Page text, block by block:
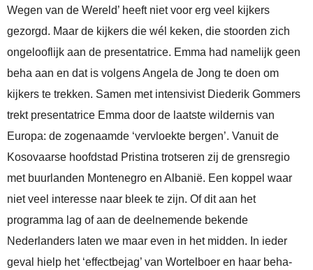
Wegen van de Wereld’ heeft niet voor erg veel kijkers
gezorgd. Maar de kijkers die wél keken, die stoorden zich
ongelooflijk aan de presentatrice. Emma had namelijk geen
beha aan en dat is volgens Angela de Jong te doen om
kijkers te trekken. Samen met intensivist Diederik Gommers
trekt presentatrice Emma door de laatste wildernis van
Europa: de zogenaamde ‘vervloekte bergen’. Vanuit de
Kosovaarse hoofdstad Pristina trotseren zij de grensregio
met buurlanden Montenegro en Albanië. Een koppel waar
niet veel interesse naar bleek te zijn. Of dit aan het
programma lag of aan de deelnemende bekende
Nederlanders laten we maar even in het midden. In ieder
geval hielp het ‘effectbejag’ van Wortelboer en haar beha-